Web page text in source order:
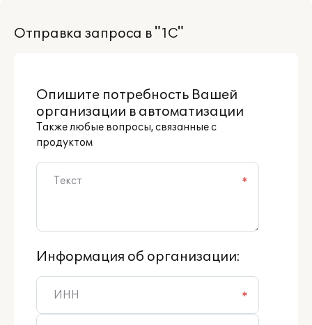
Поддержка
Отправка запроса в "1С"
Опишите потребность Вашей
организации в автоматизации
Также любые вопросы, связанные с
продуктом
*
Информация об организации:
*